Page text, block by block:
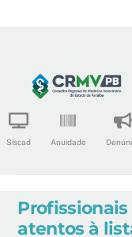
content
Siscad Anuidade
atentos à